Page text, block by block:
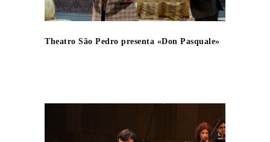
Theatro São Pedro presenta «Don Pasquale»